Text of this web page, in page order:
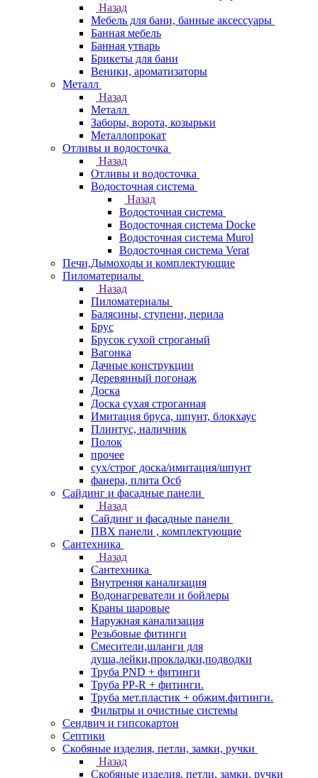
Назад
Мебель для бани, банные аксессуары
Банная мебель
Банная утварь
Брикеты для бани
Веники, ароматизаторы
Металл
Назад
Металл
Заборы, ворота, козырьки
Металлопрокат
Отливы и водосточка
Назад
Отливы и водосточка
Водосточная система
Назад
Водосточная система
Водосточная система Docke
Водосточная система Murol
Водосточная система Verat
Печи,Дымоходы и комплектующие
Пиломатериалы
Назад
Пиломатериалы
Балясины, ступени, перила
Брус
Брусок сухой строганый
Вагонка
Дачные конструкции
Деревянный погонаж
Доска
Доска сухая строганная
Имитация бруса, шпунт, блокхаус
Плинтус, наличник
Полок
прочее
сух/строг доска/имитация/шпунт
фанера, плита Осб
Сайдинг и фасадные панели
Назад
Сайдинг и фасадные панели
ПВХ панели , комплектующие
Сантехника
Назад
Сантехника
Внутреняя канализация
Водонагреватели и бойлеры
Краны шаровые
Наружная канализация
Резьбовые фитинги
Смесители,шланги для
душа,лейки,прокладки,подводки
Труба PND + фитинги
Труба PP-R + фитинги.
Труба мет.пластик + обжим.фитинги.
Фильтры и очистные системы
Сендвич и гипсокартон
Септики
Скобяные изделия, петли, замки, ручки
Назад
Скобяные изделия, петли, замки, ручки